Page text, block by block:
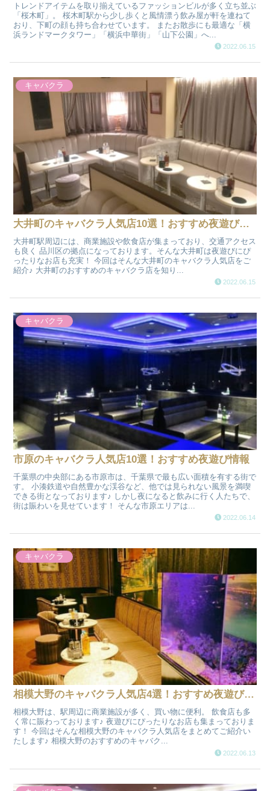
トレンドアイテムを取り揃えているファッションビルが多く立ち並ぶ
「桜木町」。 桜木町駅から少し歩くと風情漂う飲み屋が軒を連ねて
おり、下町の顔も持ち合わせています。 またお散歩にも最適な「横
浜ランドマークタワー」「横浜中華街」「山下公園」へ...
2022.06.15
キャバクラ
大井町のキャバクラ人気店10選！おすすめ夜遊び情報
大井町駅周辺には、商業施設や飲食店が集まっており、交通アクセス
も良く 品川区の拠点になっております。そんな大井町は夜遊びにぴ
ったりなお店も充実！ 今回はそんな大井町のキャバクラ人気店をご
紹介♪ 大井町のおすすめのキャバクラ店を知り...
2022.06.15
キャバクラ
市原のキャバクラ人気店10選！おすすめ夜遊び情報
千葉県の中央部にある市原市は、千葉県で最も広い面積を有する街で
す。 小湊鉄道や自然豊かな渓谷など、他では見られない風景を満喫
できる街となっております♪ しかし夜になると飲みに行く人たちで、
街は賑わいを見せています！ そんな市原エリアは...
2022.06.14
キャバクラ
相模大野のキャバクラ人気店4選！おすすめ夜遊び情報
相模大野は、駅周辺に商業施設が多く、買い物に便利。 飲食店も多
く常に賑わっております♪ 夜遊びにぴったりなお店も集まっておりま
す！ 今回はそんな相模大野のキャバクラ人気店をまとめてご紹介い
たします♪ 相模大野のおすすめのキャバク...
2022.06.13